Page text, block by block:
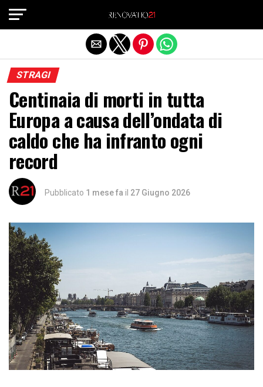
STRAGI
Centinaia di morti in tutta
Europa a causa dell’ondata di
caldo che ha infranto ogni
record
Pubblicato 1 mese fa il 27 Giugno 2026
Exit mobile version